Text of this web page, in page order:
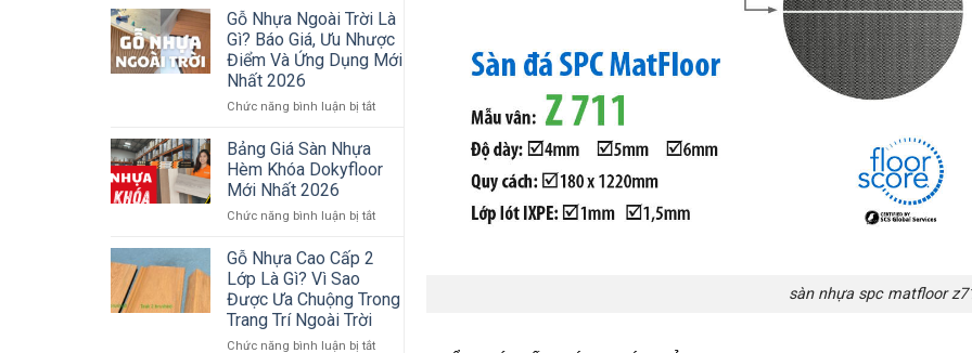
Ốp
Gỗ
Nhựa
Ngoài
gỗ
ngoài
trời
Giải
không
mối
Vân
–
Gỗ Nhựa Ngoài Trời Là
Gì? Báo Giá, Ưu Nhược
Điểm Và Ứng Dụng Mới
Nhất 2026
Chức năng bình luận bị tắtở
Trời
Gì?
Điểm
Ứng
Bảng Giá Sàn Nhựa
Hèm Khóa Dokyfloor
Mới Nhất 2026
Chức năng bình luận bị tắtở
Hèm
Dokyfloor
Gỗ Nhựa Cao Cấp 2
Lớp Là Gì? Vì Sao
Được Ưa Chuộng Trong
Trang Trí Ngoài Trời
Chức năng bình luận bị tắtở
sàn nhựa spc matfloor